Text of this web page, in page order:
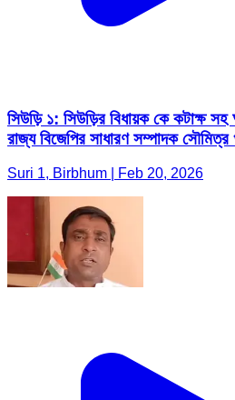
সিউড়ি ১: সিউড়ির বিধায়ক কে কটাক্ষ
রাজ্য বিজেপির সাধারণ সম্পাদক সৌমিত্র
Suri 1, Birbhum | Feb 20, 2026